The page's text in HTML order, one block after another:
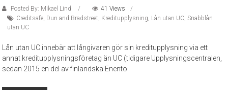
Posted By: Mikael Lind
41 Views
Creditsafe Dun and Bradstreet Kreditupplysning Lån utan UC ,Snabblån
utan UC
Lån utan UC innebär att långivaren gör sin kreditupplysning via ett
annat kreditupplysningsföretag än UC (tidigare Upplysningscentralen,
sedan 2015 en del av finländska Enento